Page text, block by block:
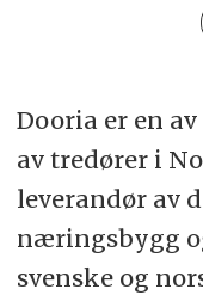
Dooria er en
av tredører i
leverandør av
næringsbygg
svenske og